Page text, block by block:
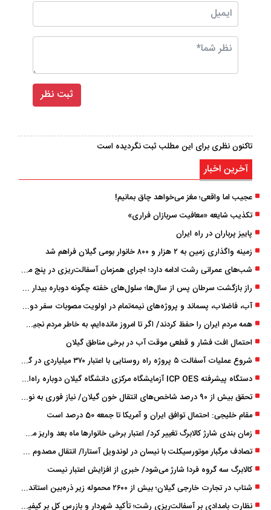
تاکنون نظری برای این مطلب ثبت نگردیده است
آخرین اخبار
عجیب اما واقعی؛ مغز می‌خواهد چاق بمانیم!
تکذیب شایعه «معافیت سربازان فراری»
پاییز پرباران در راه ایران
زمینه واگذاری زمین به ۲ هزار و ۸۰۰ خانوار بومی گیلان فراهم شد
شب‌های عمرانی رشت ادامه دارد؛ اجرای همزمان آسفالت‌ریزی در پنج منطقه شهری
راز بازگشت سرطان پس از سال‌ها؛ سلول‌های خفته چگونه دوباره بیدار می‌شوند؟
آب، فاضلاب، پسماند و پروژه‌های نیمه‌تمام در اولویت مصوبات سفر دولت
همه مردم ایران را حفظ کردند/ اگر تا امروز مانده‌ایم، به ‌خاطر مردم نجیب ایران بوده است
احتمال افت فشار و قطعی موقت آب در برخی مناطق گیلان
شروع عملیات آسفالت ۵ پروژه راه ‌روستایی با اعتبار ۳۷۰ میلیاردی در گیلان
دستگاه پیشرفته ICP OES آزمایشگاه مرکزی دانشگاه گیلان دوباره راه‌اندازی شد
تحقق بیش از ۹۰ درصد شاخص‌های انتقال خون گیلان/ نیاز فوری به نوسازی تجهیزات آزمایشگاهی
مقام خلیجی: احتمال توافق ایران و آمریکا تا جمعه 50 درصد است
زمان ‌بندی شارژ کالابرگ تغییر کرد/ اعتبار برخی خانوارها ماه بعد واریز می‌شود
تصادف مرگبار موتورسیکلت با نیسان در لوندویل آستارا/ انتقال مصدوم با اورژانس هوایی به رشت
کالابرگ سه گروه فردا شارژ می‌شود/ خبری از افزایش اعتبار نیست
شتاب در تجارت خارجی گیلان؛ بیش از ۲۶۰۰ محموله زیر ذره‌بین استاندارد
نظارت بامدادی بر آسفالت‌ریزی رشت؛ تأکید شهردار و بازرس کل بر کیفیت اجرای پروژه‌ها